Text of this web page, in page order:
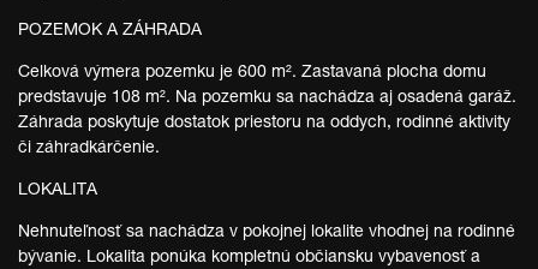
POZEMOK A ZÁHRADA
Celková výmera pozemku je 600 m². Zastavaná plocha domu
predstavuje 108 m². Na pozemku sa nachádza aj osadená garáž.
Záhrada poskytuje dostatok priestoru na oddych, rodinné aktivity
či záhradkárčenie.
LOKALITA
Nehnuteľnosť sa nachádza v pokojnej lokalite vhodnej na rodinné
bývanie. Lokalita ponúka kompletnú občiansku vybavenosť a